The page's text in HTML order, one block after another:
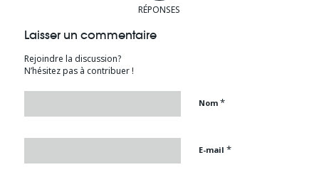
RÉPONSES
Laisser un commentaire
Rejoindre la discussion?
N’hésitez pas à contribuer !
Nom *
E-mail *